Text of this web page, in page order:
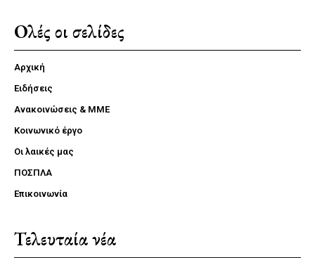
Ολές οι σελίδες
Αρχική
Ειδήσεις
Ανακοινώσεις & ΜΜΕ
Κοινωνικό έργο
Οι λαικές μας
ΠΟΣΠΛΑ
Επικοινωνία
Τελευταία νέα